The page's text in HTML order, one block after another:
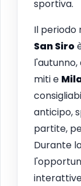
sportiva.
Il periodo
San Siro
miti e
anticipo,
partite,
Durante